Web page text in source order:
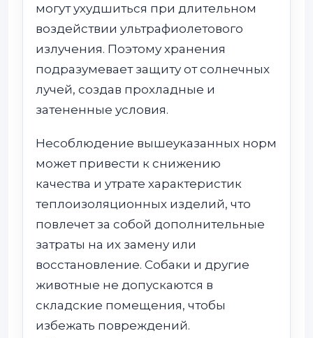
могут ухудшиться при длительном
воздействии ультрафиолетового
излучения. Поэтому хранения
подразумевает защиту от солнечных
лучей, создав прохладные и
затененные условия.
Несоблюдение вышеуказанных норм
может привести к снижению
качества и утрате характеристик
теплоизоляционных изделий, что
повлечет за собой дополнительные
затраты на их замену или
восстановление. Собаки и другие
животные не допускаются в
складские помещения, чтобы
избежать повреждений.